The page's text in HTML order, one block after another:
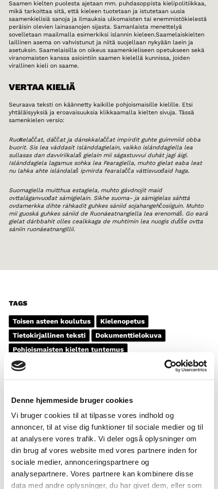
Denne hjemmeside bruger cookies
Vi bruger cookies til at tilpasse vores indhold og
annoncer, til at vise dig funktioner til sociale medier og til
at analysere vores trafik. Vi deler også oplysninger om
din brug af vores website med vores partnere inden for
sociale medier, annonceringspartnere og
analysepartnere. Vores partnere kan kombinere disse
data med andre oplysninger, du har givet dem, eller som
TAGS
Toisen asteen koulutus
Kielenopetus
Tietokirjallinen teksti
Dokumenttielokuva
Pohjoismaisten kielten tuntemus
Alkuperäiskansat ja vähemmistöt
1-3 oppituntia
Saamen kielten puolesta ajetaan mm. puhdasoppista kielipolitiikkaa,
mikä tarkoittaa sitä, että kieleen tuotetaan ja istutetaan uusia
saamenkielisiä sanoja ja ilmauksia ulkomaisten tai enemmistökielestä
peräisin olevien lainasanojen sijasta. Samanlaista menettelyä
sovelletaan maailmalla esimerkiksi islannin kieleen.Saamelaiskielten
laillinen asema on vahvistunut ja niitä suojellaan nykyään laein ja
asetuksin. Saamelaisilla on oikeus saamenkieliseen opetukseen sekä
viranomaisten kanssa asiointiin saamen kielellä kunnissa, joiden
virallinen kieli on saame.
VERTAA KIELIÄ
Seuraava teksti on käännetty kaikille pohjoismaisille kielille. Etsi
yhtäläisyyksiä ja eroavaisuuksia klikkaamalla kielten sivuja. Tässä
samenkielen versio:
Ruoŧŧelaččat, dáččat ja dánskkalaččat impirdit guhte guimmiid obba
buorit. Sis lea váddasit Islánddagielain, vaikko islánddagiella lea
sullasas dan davviriikalaš gielain mii ságastuvvui duhát jagi áigi.
Islánddagiela lagamus sohka lea Fearagiella, muhto gielat eaba leat
nu lahka ahte islándalaš ipmirda fearalačča váttisvuođaid haga.
Suomagiella muitthua estagiela, muhto gávdnojit maid
ovttaláganvuođat sámigielain. Sikhe suoma- ja sámigielas sáhttá
ovdamerkka dihte ráhkadit guhkes sániid sojahangehčosiiguin. Muhto
mii guoská guhkes sániid de Ruonáeatnangiella lea erenomáš. Go eará
gielat dárbbahit olles cealkkaga de muhtimin lea nuogis dušše ovtta
sániin ruonáeatnangillii.